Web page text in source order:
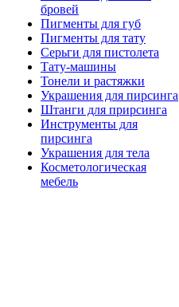
бровей
Пигменты для губ
Пигменты для тату
Серьги для пистолета
Тату-машины
Тонели и растяжки
Украшения для пирсинга
Штанги для прирсинга
Инструменты для
пирсинга
Украшения для тела
Косметологическая
мебель